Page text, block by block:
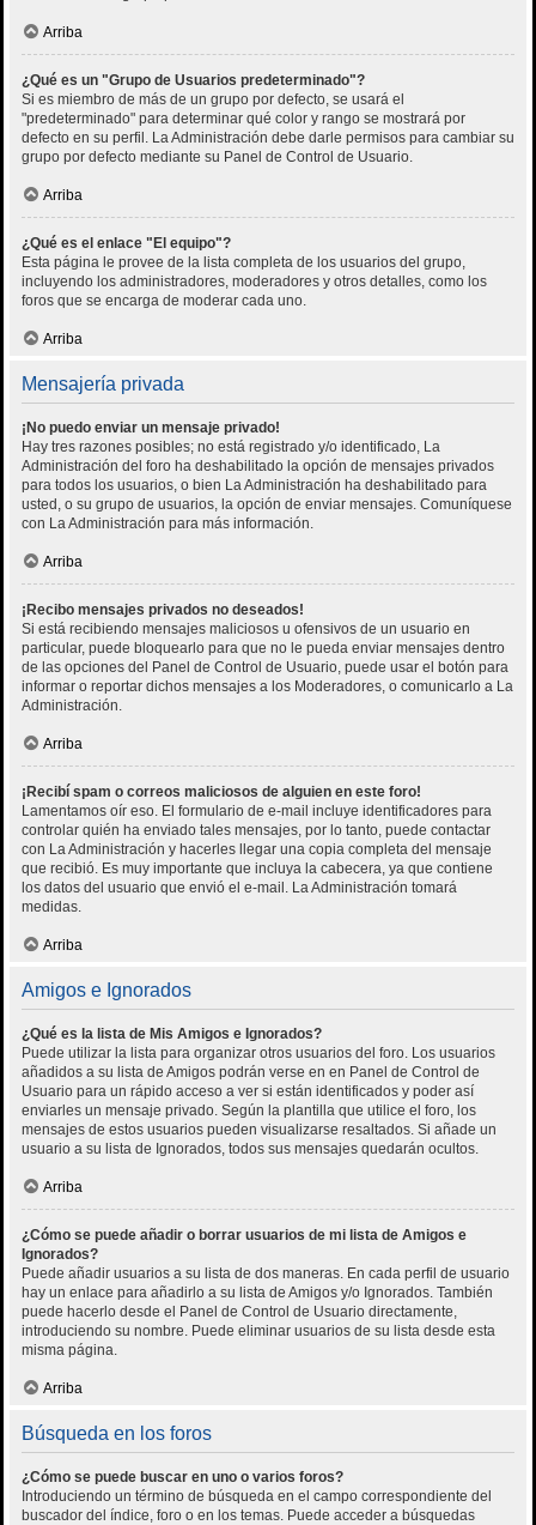
Arriba
¿Qué es un "Grupo de Usuarios predeterminado"?
Si es miembro de más de un grupo por defecto, se usará el
"predeterminado" para determinar qué color y rango se mostrará por
defecto en su perfil. La Administración debe darle permisos para cambiar su
grupo por defecto mediante su Panel de Control de Usuario.
Arriba
¿Qué es el enlace "El equipo"?
Esta página le provee de la lista completa de los usuarios del grupo,
incluyendo los administradores, moderadores y otros detalles, como los
foros que se encarga de moderar cada uno.
Arriba
Mensajería privada
¡No puedo enviar un mensaje privado!
Hay tres razones posibles; no está registrado y/o identificado, La
Administración del foro ha deshabilitado la opción de mensajes privados
para todos los usuarios, o bien La Administración ha deshabilitado para
usted, o su grupo de usuarios, la opción de enviar mensajes. Comuníquese
con La Administración para más información.
Arriba
¡Recibo mensajes privados no deseados!
Si está recibiendo mensajes maliciosos u ofensivos de un usuario en
particular, puede bloquearlo para que no le pueda enviar mensajes dentro
de las opciones del Panel de Control de Usuario, puede usar el botón para
informar o reportar dichos mensajes a los Moderadores, o comunicarlo a La
Administración.
Arriba
¡Recibí spam o correos maliciosos de alguien en este foro!
Lamentamos oír eso. El formulario de e-mail incluye identificadores para
controlar quién ha enviado tales mensajes, por lo tanto, puede contactar
con La Administración y hacerles llegar una copia completa del mensaje
que recibió. Es muy importante que incluya la cabecera, ya que contiene
los datos del usuario que envió el e-mail. La Administración tomará
medidas.
Arriba
Amigos e Ignorados
¿Qué es la lista de Mis Amigos e Ignorados?
Puede utilizar la lista para organizar otros usuarios del foro. Los usuarios
añadidos a su lista de Amigos podrán verse en en Panel de Control de
Usuario para un rápido acceso a ver si están identificados y poder así
enviarles un mensaje privado. Según la plantilla que utilice el foro, los
mensajes de estos usuarios pueden visualizarse resaltados. Si añade un
usuario a su lista de Ignorados, todos sus mensajes quedarán ocultos.
Arriba
¿Cómo se puede añadir o borrar usuarios de mi lista de Amigos e
Ignorados?
Puede añadir usuarios a su lista de dos maneras. En cada perfil de usuario
hay un enlace para añadirlo a su lista de Amigos y/o Ignorados. También
puede hacerlo desde el Panel de Control de Usuario directamente,
introduciendo su nombre. Puede eliminar usuarios de su lista desde esta
misma página.
Arriba
Búsqueda en los foros
¿Cómo se puede buscar en uno o varios foros?
Introduciendo un término de búsqueda en el campo correspondiente del
buscador del índice, foro o en los temas. Puede acceder a búsquedas